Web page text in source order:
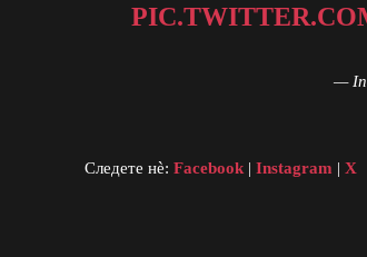
—
Следете нè: Facebook| Instagram | X